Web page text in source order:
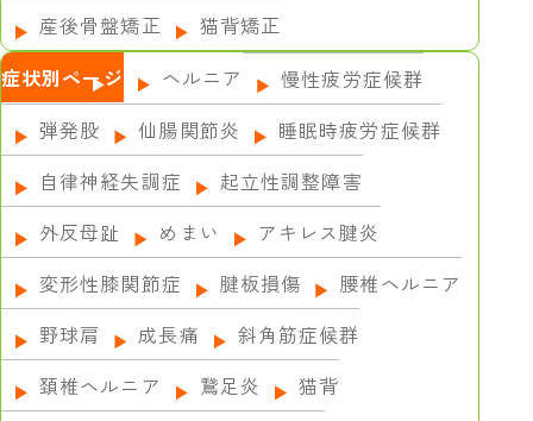
産後骨盤矯正
猫背矯正
症状別ページ
ヘルニア
慢性疲労症候群
弾発股
仙腸関節炎
睡眠時疲労症候群
自律神経失調症
起立性調整障害
外反母趾
めまい
アキレス腱炎
変形性膝関節症
腱板損傷
腰椎ヘルニア
野球肩
成長痛
斜角筋症候群
頚椎ヘルニア
鵞足炎
猫背